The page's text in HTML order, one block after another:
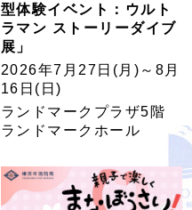
型体験イベント：ウルト
ラマン ストーリーダイブ
展」
2026年7月27日(月)～8月
16日(日)
ランドマークプラザ5階
ランドマークホール